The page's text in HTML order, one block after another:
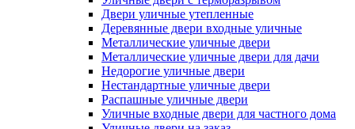
Двери уличные утепленные
Деревянные двери входные уличные
Металлические уличные двери
Металлические уличные двери для дачи
Недорогие уличные двери
Нестандартные уличные двери
Распашные уличные двери
Уличные входные двери для частного дома